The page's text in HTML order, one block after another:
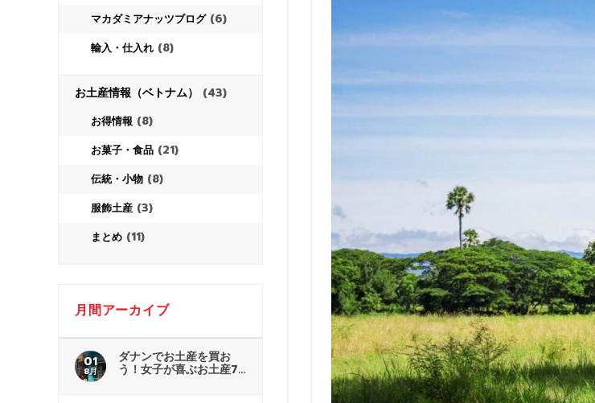
マカダミアナッツブログ(6)
輸入・仕入れ (8)
お土産情報（ベトナム） (43)
お得情報 (8)
お菓子・食品 (21)
伝統・小物 (8)
服飾土産 (3)
まとめ (11)
月間アーカイブ
01
8月
ダナンでお土産を買お
う！女子が喜ぶお土産7